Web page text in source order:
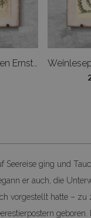
Seereise ging und
er auch, die
vorgestellt hatte – zu
geboren.